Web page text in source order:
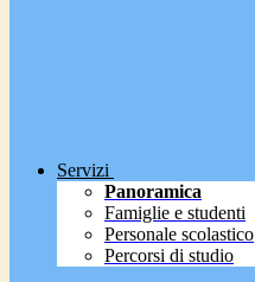
Servizi
Panoramica
Famiglie e studenti
Personale scolastico
Percorsi di studio